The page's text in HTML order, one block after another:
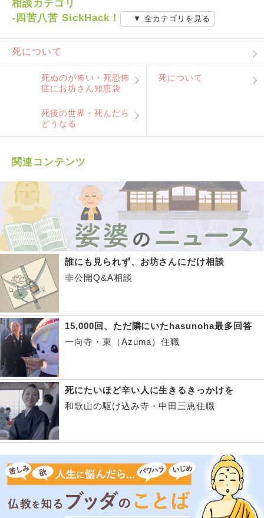
相談カテゴリ
-四苦八苦 SickHack！
▼ 全カテゴリを見る
死について
死ぬのが怖い・死恐怖
症にお坊さん知恵袋
死について
死後の世界・死んだら
どうなる
関連コンテンツ
誰にも見られず、お坊さんにだけ相談
非公開Q&A相談
15,000回、ただ隣にいたhasunoha最多回答
一向寺・東（Azuma）住職
死にたいほど辛い人に生きるきっかけを
和歌山の駆け込み寺・中田三恵住職